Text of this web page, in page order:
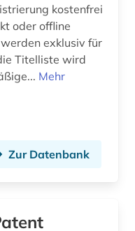
kostenfrei
oder offline
Titelliste wird
Mehr
Zur Datenbank